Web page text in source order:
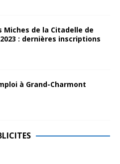
Miches de la Citadelle de
: dernières inscriptions
à Grand-Charmont